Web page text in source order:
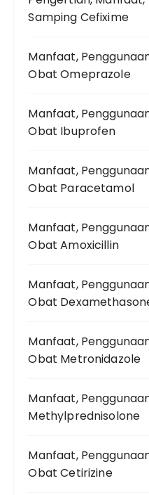
Samping Cefixime
Manfaat,
Obat Omeprazole
Manfaat,
Obat Ibuprofen
Manfaat,
Obat Paracetamol
Manfaat,
Obat Amoxicillin
Manfaat,
Obat
Manfaat,
Obat Metronidazole
Manfaat,
Methylprednisolone
Manfaat,
Obat Cetirizine